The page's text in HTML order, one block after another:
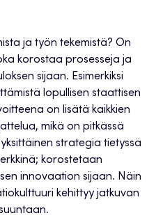
ja työn tekemistä? On
korostaa prosesseja ja
sijaan. Esimerkiksi
lopullisen staattisen
on lisätä kaikkien
mikä on pitkässä
strategia tietyssä
korostetaan
innovaation sijaan. Näin
kehittyy jatkuvan